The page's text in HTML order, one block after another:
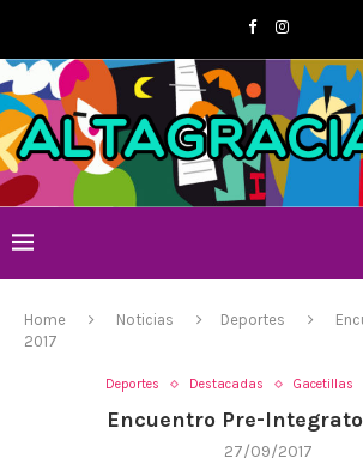
Home Noticias Deportes
2017
Deportes Destacadas Gacetillas
Encuentro Pre-
27/09/2017